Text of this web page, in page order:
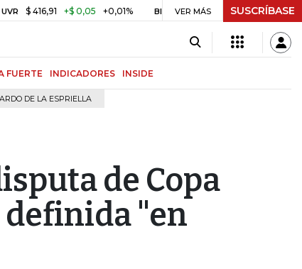
+$ 0,05 +0,01% BITCOIN US$ 64.442,80 -US$ 525,60 -
VER MÁS SUSCRÍBASE
FUERTE INDICADORES INSIDE
DE LA ESPRIELLA
de Copa
"en